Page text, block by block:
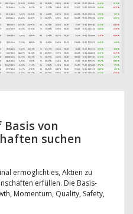
von
suchen
ermöglicht es, Aktien zu
erfüllen. Die Basis-
Momentum, Quality, Safety,